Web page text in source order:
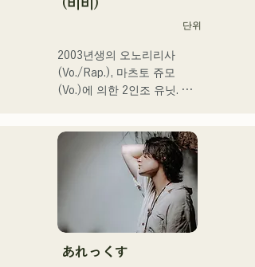
시모노세키의 테마송 등에도
발탁되어 향후가 큰 주목의
(비비)
단위
2003년생의 오노리리사
(Vo./Rap.), 마츠토 쥬모
(Vo.)에 의한 2인조 유닛. 부
따뜻하고 심지가 있는 가성
으로 듣는 사람의 마음에 부
드럽게 다가오는 곡을 제작
1st 싱글 「잡으로 접어」를
2025년 1월 23일에 릴리스
あれっくす